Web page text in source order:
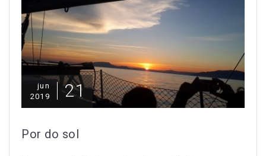
jun
2019
21
Por do sol